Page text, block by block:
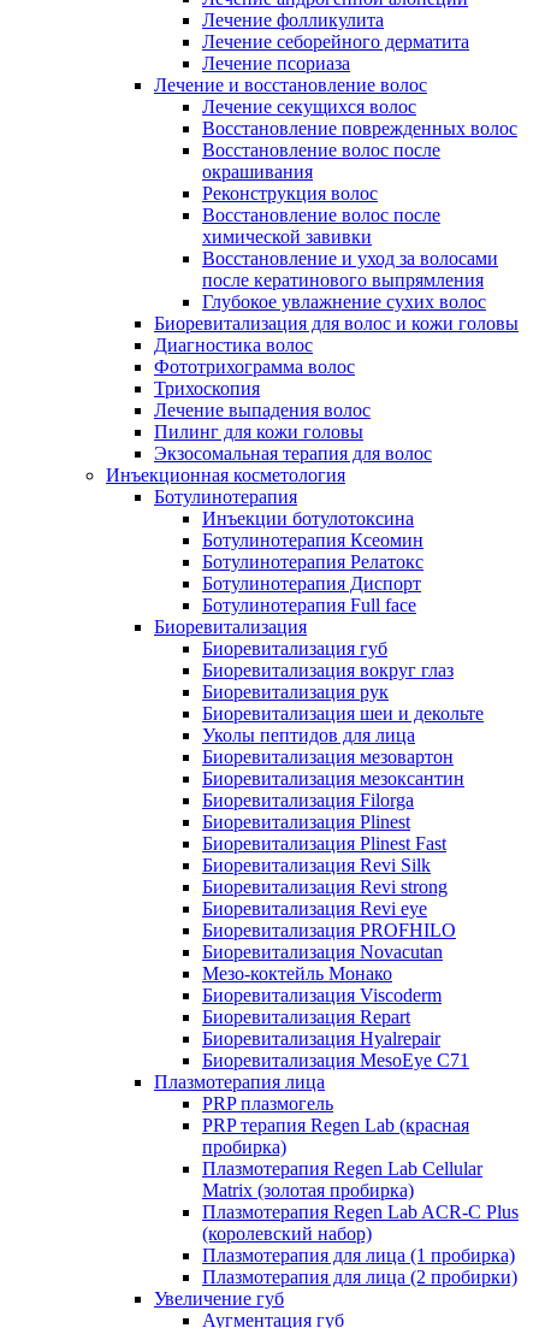
Лечение фолликулита
Лечение себорейного дерматита
Лечение псориаза
Лечение и восстановление волос
Лечение секущихся волос
Восстановление поврежденных волос
Восстановление волос после
окрашивания
Реконструкция волос
Восстановление волос после
химической завивки
Восстановление и уход за волосами
после кератинового выпрямления
Глубокое увлажнение сухих волос
Биоревитализация для волос и кожи головы
Диагностика волос
Фототрихограмма волос
Трихоскопия
Лечение выпадения волос
Пилинг для кожи головы
Экзосомальная терапия для волос
Инъекционная косметология
Ботулинотерапия
Инъекции ботулотоксина
Ботулинотерапия Ксеомин
Ботулинотерапия Релатокс
Ботулинотерапия Диспорт
Ботулинотерапия Full face
Биоревитализация
Биоревитализация губ
Биоревитализация вокруг глаз
Биоревитализация рук
Биоревитализация шеи и декольте
Уколы пептидов для лица
Биоревитализация мезовартон
Биоревитализация мезоксантин
Биоревитализация Filorga
Биоревитализация Plinest
Биоревитализация Plinest Fast
Биоревитализация Revi Silk
Биоревитализация Revi strong
Биоревитализация Revi eye
Биоревитализация PROFHILO
Биоревитализация Novacutan
Мезо-коктейль Монако
Биоревитализация Viscoderm
Биоревитализация Repart
Биоревитализация Hyalrepair
Биоревитализация MesoEye C71
Плазмотерапия лица
PRP плазмогель
PRP терапия Regen Lab (красная
пробирка)
Плазмотерапия Regen Lab Cellular
Matrix (золотая пробирка)
Плазмотерапия Regen Lab ACR-C Plus
(королевский набор)
Плазмотерапия для лица (1 пробирка)
Плазмотерапия для лица (2 пробирки)
Увеличение губ
Аугментация губ